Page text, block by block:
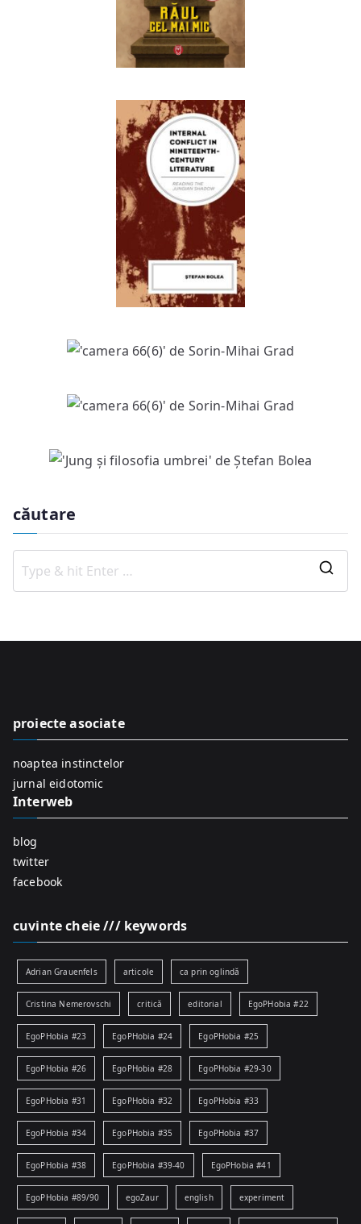
căutare
o
proiecte asociate
noaptea instinctelor
jurnal eidotomic
Interweb
blog
twitter
facebook
cuvinte cheie /// keywords
Adrian Grauenfels articole ca prin oglindă
Cristina Nemerovschi critică editorial EgoPHobia #22
EgoPHobia #23 EgoPHobia #24 EgoPHobia #25
EgoPHobia #26 EgoPHobia #28 EgoPHobia #29-30
EgoPHobia #31 EgoPHobia #32 EgoPHobia #33
EgoPHobia #34 EgoPHobia #35 EgoPHobia #37
EgoPHobia #38 EgoPHobia #39-40 EgoPHobia #41
EgoPHobia #89/90 egoZaur english experiment